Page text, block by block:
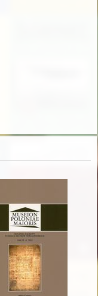
- recenzja]